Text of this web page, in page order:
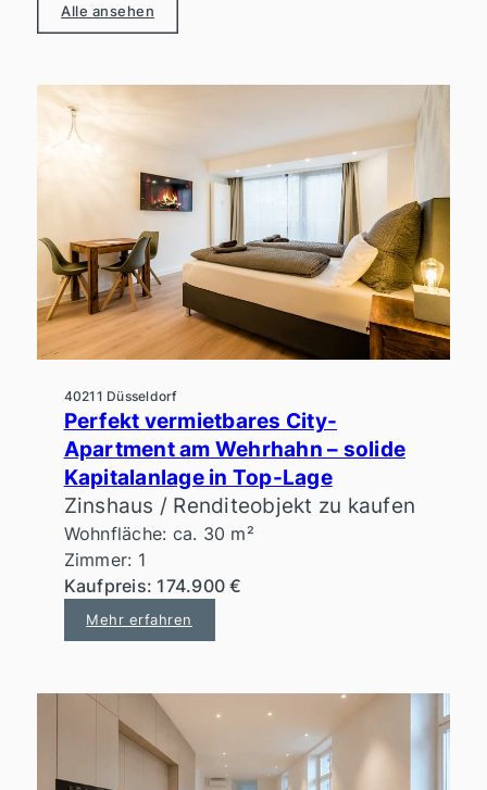
Alle ansehen
40211 Düsseldorf
Perfekt vermietbares City-
Apartment am Wehrhahn – solide
Kapitalanlage in Top-Lage
Zinshaus / Renditeobjekt zu kaufen
Wohnfläche: ca. 30 m²
Zimmer: 1
Kaufpreis: 174.900 €
Mehr erfahren